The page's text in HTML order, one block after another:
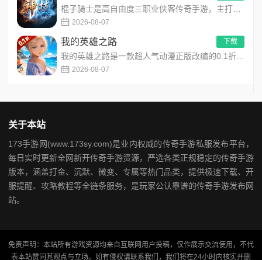
2026-08-07
我的英雄之路
2026-08-07
下载
关于本站
173手游网(www.173sy.com)是业内权威的传奇手游私服发布平台，
每日实时更新全网新开传奇手游资源，严选各类正规稳定的传奇手游
版本，涵盖打金、沉默、微变、专属等热门品类，提供极速下载、开
服提醒、攻略教程等全链条服务，是玩家公认靠谱的传奇手游发布网
站。
免责声明：本站所有游戏资源均来自互联网用户投稿，仅作展示交流使用，不代
表本站赞同其观点与立场。如有侵权请联系我们，我们将在24小时内核实并删